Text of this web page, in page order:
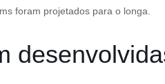
foram projetados para o longa.